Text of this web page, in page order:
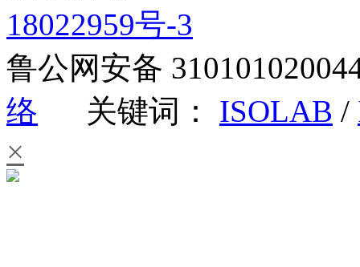
18022959号-3
鲁公网安备
络 关键词： ISOLAB /
×